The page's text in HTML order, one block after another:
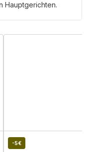
Hauptgerichten.
-5€